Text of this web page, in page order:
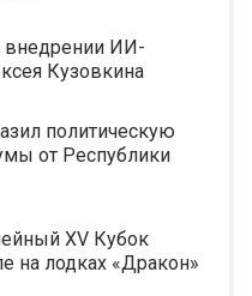
внедрении ИИ-
Кузовкина
политическую
от Республики
XV Кубок
на лодках «Дракон»